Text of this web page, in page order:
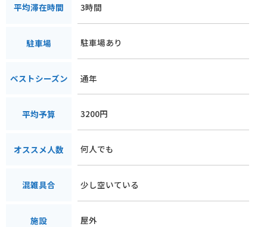
平均滞在時間 3時間
駐車場 駐車場あり
ベストシーズン 通年
平均予算 3200円
オススメ人数 何人でも
混雑具合 少し空いている
施設 屋外